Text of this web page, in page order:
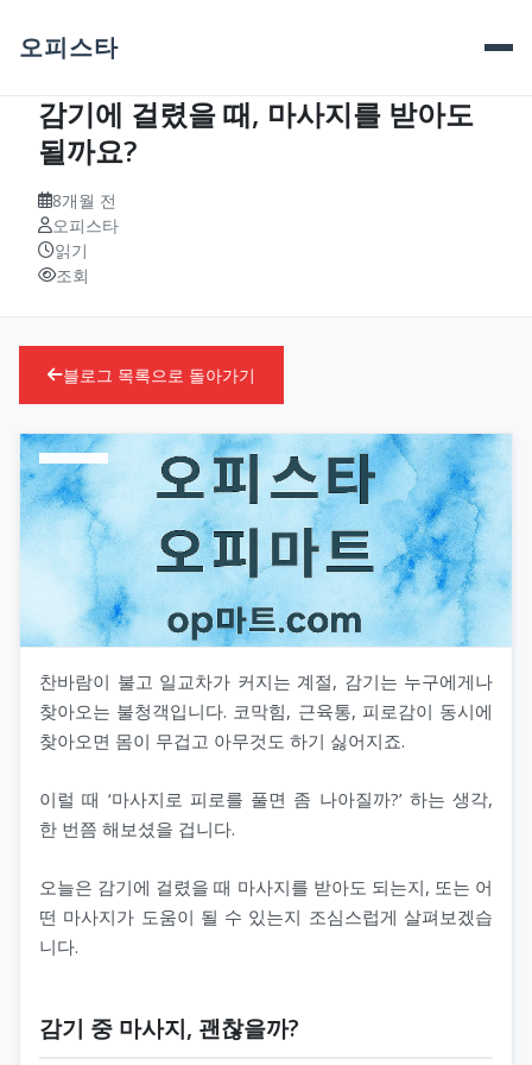
오피스타
감기에 걸렸을 때, 마사지를 받아도
될까요?
8개월 전
오피스타
읽기
조회
블로그 목록으로 돌아가기
찬바람이 불고 일교차가 커지는 계절, 감기는 누구에게나
찾아오는 불청객입니다. 코막힘, 근육통, 피로감이 동시에
찾아오면 몸이 무겁고 아무것도 하기 싫어지죠.
이럴 때 ‘마사지로 피로를 풀면 좀 나아질까?’ 하는 생각,
한 번쯤 해보셨을 겁니다.
오늘은 감기에 걸렸을 때 마사지를 받아도 되는지, 또는 어
떤 마사지가 도움이 될 수 있는지 조심스럽게 살펴보겠습
니다.
감기 중 마사지, 괜찮을까?